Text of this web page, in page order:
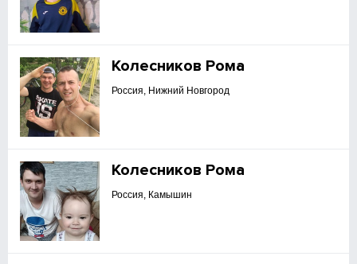
Колесников Рома
Россия, Нижний Новгород
Колесников Рома
Россия, Камышин